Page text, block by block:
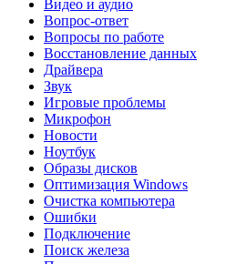
Видео и аудио
Вопрос-ответ
Вопросы по работе
Восстановление данных
Драйвера
Звук
Игровые проблемы
Микрофон
Новости
Ноутбук
Образы дисков
Оптимизация Windows
Очистка компьютера
Ошибки
Подключение
Поиск железа